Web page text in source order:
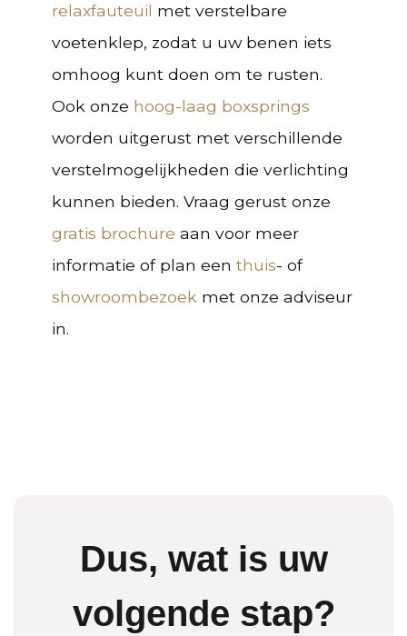
relaxfauteuil met verstelbare
voetenklep, zodat u uw benen iets
omhoog kunt doen om te rusten.
Ook onze hoog-laag boxsprings
worden uitgerust met verschillende
verstelmogelijkheden die verlichting
kunnen bieden. Vraag gerust onze
gratis brochure aan voor meer
informatie of plan een thuis- of
showroombezoek met onze adviseur
in.
Dus, wat is uw
volgende stap?